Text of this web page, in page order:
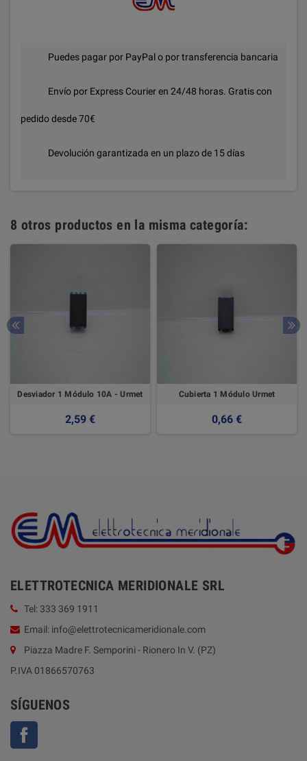
Puedes pagar por PayPal o por transferencia bancaria
Envío por Express Courier en 24/48 horas. Gratis con
pedido desde 70€
Devolución garantizada en un plazo de 15 días
8 otros productos en la misma categoría:
Desviador 1 Módulo 10A - Urmet
2,59 €
Cubierta 1 Módulo Urmet
0,66 €
ELETTROTECNICA MERIDIONALE SRL
Tel: 333 369 1911
Email: info@elettrotecnicameridionale.com
Piazza Madre F. Semporini - Rionero In V. (PZ)
P.IVA 01866570763
SÍGUENOS